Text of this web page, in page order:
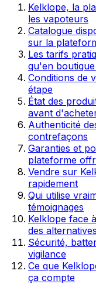
Kelklope, la
les vapoteurs
Catalogue
sur la
Les tarifs
qu'en boutique
Conditions de
étape
État des
avant
Authenticité
contrefaçons
Garanties et
plateforme
Vendre sur
rapidement
Qui utilise
témoignages
Kelklope face
des alternatives
Sécurité,
vigilance
Ce que
ça compte